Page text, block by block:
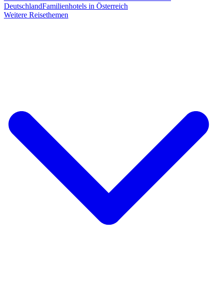
DeutschlandFamilienhotels in Österreich
Weitere Reisethemen